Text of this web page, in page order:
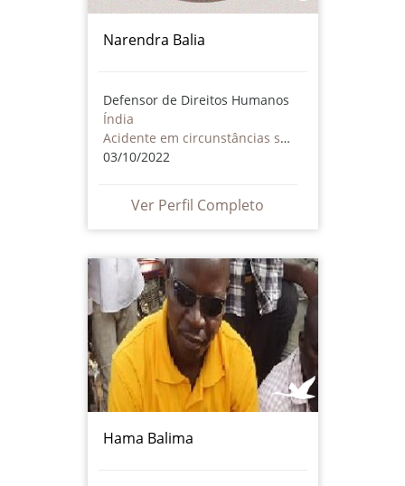
Narendra Balia
Defensor de Direitos Humanos
Índia
Acidente em circunstâncias suspeitas
03/10/2022
Ver Perfil Completo
Hama Balima